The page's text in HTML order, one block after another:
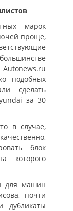
марок
проще,
подобных
сделать
за 30
в случае,
блок
которого
для машин
почти
дубликаты